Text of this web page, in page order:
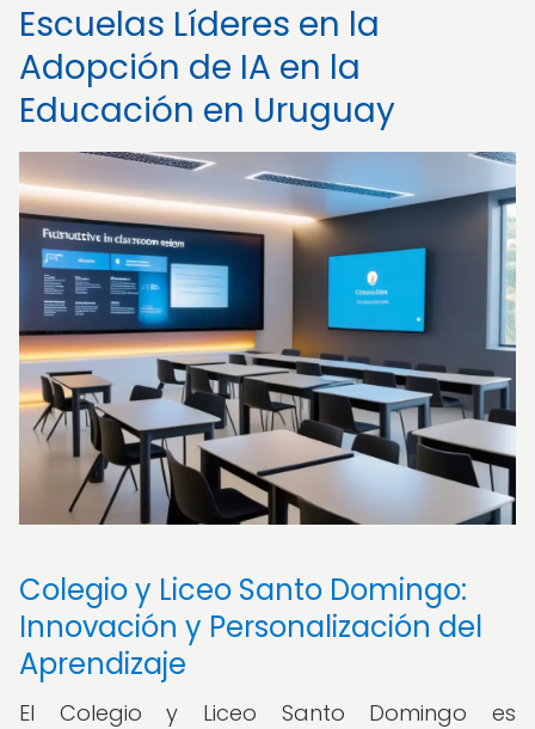
Escuelas Líderes en la
Adopción de IA en la
Educación en Uruguay
Colegio y Liceo Santo Domingo:
Innovación y Personalización del
Aprendizaje
El Colegio y Liceo Santo Domingo es